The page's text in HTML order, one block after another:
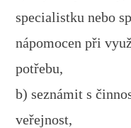
specialistku nebo
nápomocen při
potřebu,
b) seznámit s
veřejnost,